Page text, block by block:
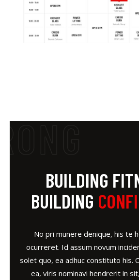
BUILDING
BUILDING
No pri munere denique, his te
ocurreret. Id assum novum
solet quo, ea adhuc constituto his.
ea, viris nominavi hendrerit in